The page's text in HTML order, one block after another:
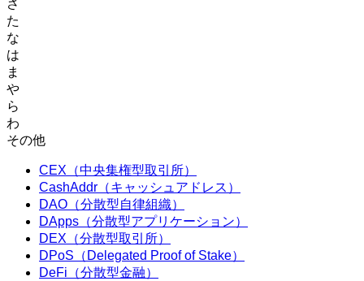
さ
た
な
は
ま
や
ら
わ
その他
CEX（中央集権型取引所）
CashAddr（キャッシュアドレス）
DAO（分散型自律組織）
DApps（分散型アプリケーション）
DEX（分散型取引所）
DPoS（Delegated Proof of Stake）
DeFi（分散型金融）